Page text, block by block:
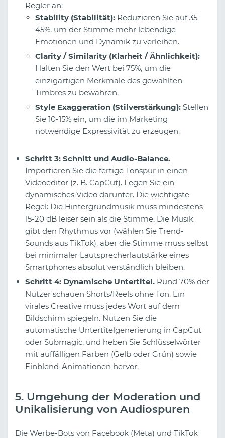
Regler an:
Stability (Stabilität): Reduzieren Sie auf 35-
45%, um der Stimme mehr lebendige
Emotionen und Dynamik zu verleihen.
Clarity / Similarity (Klarheit / Ähnlichkeit):
Halten Sie den Wert bei 75%, um die
einzigartigen Merkmale des gewählten
Timbres zu bewahren.
Style Exaggeration (Stilverstärkung): Stellen
Sie 10-15% ein, um die im Marketing
notwendige Expressivität zu erzeugen.
Schritt 3: Schnitt und Audio-Balance.
Importieren Sie die fertige Tonspur in einen
Videoeditor (z. B. CapCut). Legen Sie ein
dynamisches Video darunter. Die wichtigste
Regel: Die Hintergrundmusik muss mindestens
15-20 dB leiser sein als die Stimme. Die Musik
gibt den Rhythmus vor (wählen Sie Trend-
Sounds aus TikTok), aber die Stimme muss selbst
bei minimaler Lautsprecherlautstärke eines
Smartphones absolut verständlich bleiben.
Schritt 4: Dynamische Untertitel. Rund 70% der
Nutzer schauen Shorts/Reels ohne Ton. Ein
virales Creative muss jedes Wort auf dem
Bildschirm spiegeln. Nutzen Sie die
automatische Untertitelgenerierung in CapCut
oder Submagic, und heben Sie Schlüsselwörter
mit auffälligen Farben (Gelb oder Grün) sowie
Einblend-Animationen hervor.
5. Umgehung der Moderation und
Unikalisierung von Audiospuren
Die Werbe-Bots von Facebook (Meta) und TikTok